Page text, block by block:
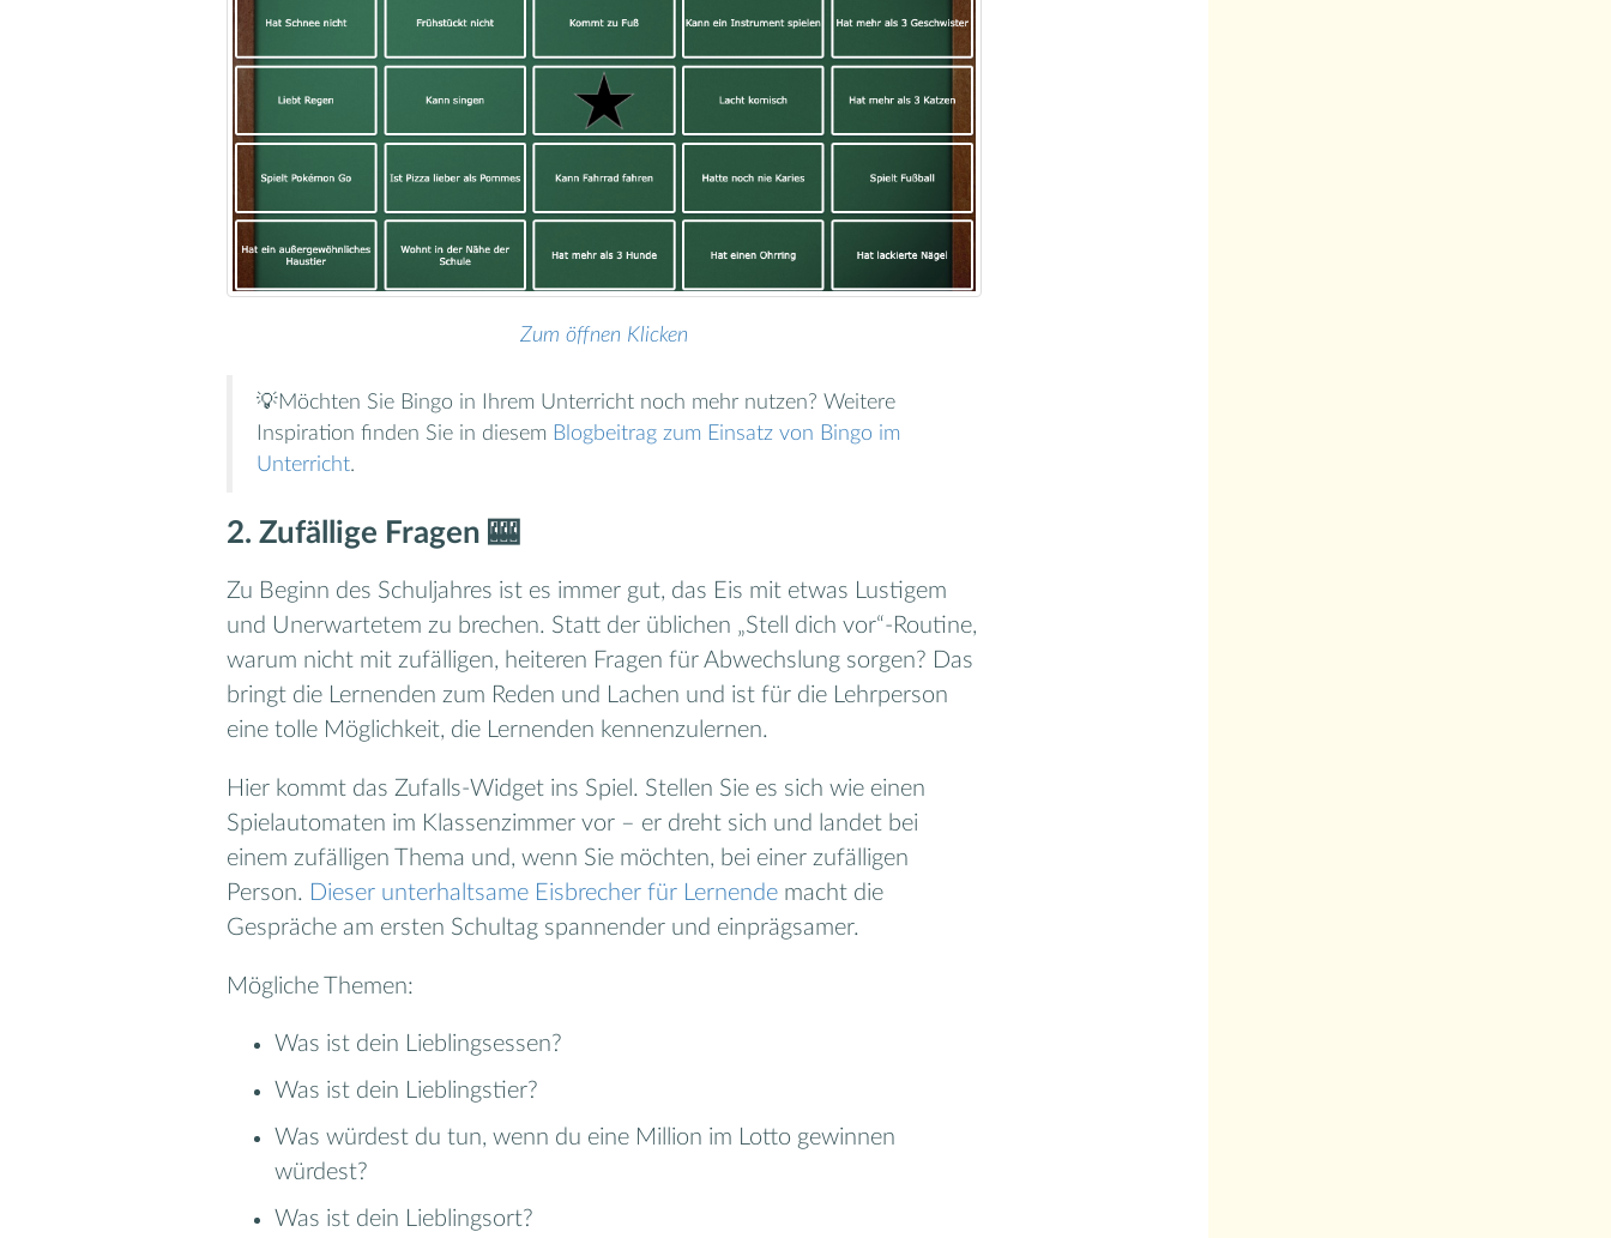
Zum öffnen Klicken
💡Möchten Sie Bingo in Ihrem Unterricht noch mehr nutzen? Weitere
Inspiration finden Sie in diesem Blogbeitrag zum Einsatz von Bingo im
Unterricht.
2. Zufällige Fragen 🎰
Zu Beginn des Schuljahres ist es immer gut, das Eis mit etwas Lustigem
und Unerwartetem zu brechen. Statt der üblichen „Stell dich vor“-Routine,
warum nicht mit zufälligen, heiteren Fragen für Abwechslung sorgen? Das
bringt die Lernenden zum Reden und Lachen und ist für die Lehrperson
eine tolle Möglichkeit, die Lernenden kennenzulernen.
Hier kommt das Zufalls-Widget ins Spiel. Stellen Sie es sich wie einen
Spielautomaten im Klassenzimmer vor – er dreht sich und landet bei
einem zufälligen Thema und, wenn Sie möchten, bei einer zufälligen
Person. Dieser unterhaltsame Eisbrecher für Lernende macht die
Gespräche am ersten Schultag spannender und einprägsamer.
Mögliche Themen:
Was ist dein Lieblingsessen?
Was ist dein Lieblingstier?
Was würdest du tun, wenn du eine Million im Lotto gewinnen
würdest?
Was ist dein Lieblingsort?